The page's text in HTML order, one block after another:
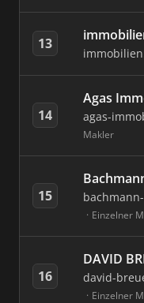
13
14
Agas
agas-
Makler
15
Einzelner
16
DAVID
david-
Einzelner